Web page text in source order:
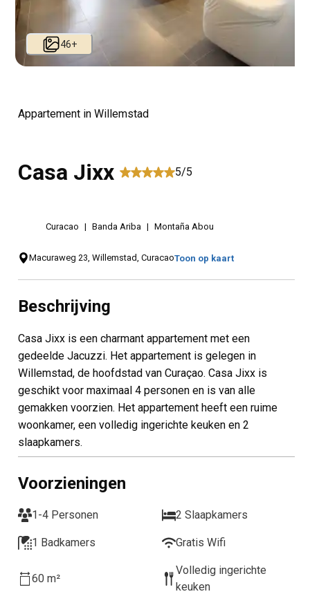
46+
Appartement in Willemstad
Casa Jixx 5/5
Curacao | Banda Ariba | Montaña Abou
Macuraweg 23, Willemstad, CuracaoToon op kaart
Beschrijving
Casa Jixx is een charmant appartement met een
gedeelde Jacuzzi. Het appartement is gelegen in
Willemstad, de hoofdstad van Curaçao. Casa Jixx is
geschikt voor maximaal 4 personen en is van alle
gemakken voorzien. Het appartement heeft een ruime
woonkamer, een volledig ingerichte keuken en 2
slaapkamers.
Voorzieningen
1-4 Personen 2 Slaapkamers
1 Badkamers Gratis Wifi
60 m²
Volledig ingerichte
keuken